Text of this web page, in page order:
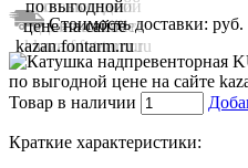
Стоимость доставки: руб.
Товар в наличии
Краткие характеристики: